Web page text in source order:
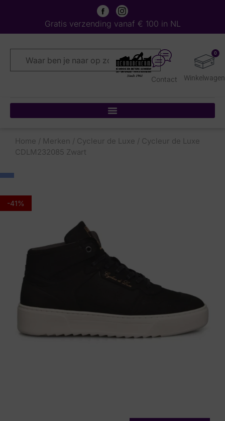
Gratis verzending vanaf € 100 in NL
0
Contact
Home / Merken / Cycleur de Luxe / Cycleur de Luxe
CDLM232085 Zwart
-41%